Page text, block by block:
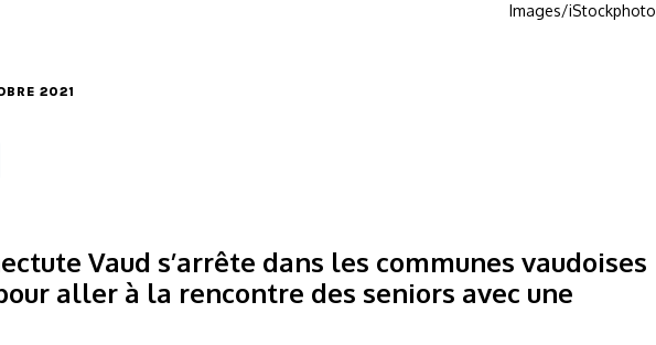
Images/iStockphoto
2021
Vaud s’arrête dans les communes vaudoises
aller à la rencontre des seniors avec une